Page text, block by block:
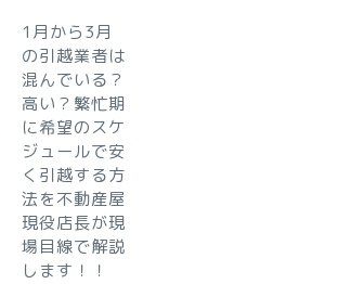
1月から3月
の引越業者は
混んでいる？
高い？繁忙期
に希望のスケ
ジュールで安
く引越する方
法を不動産屋
現役店長が現
場目線で解説
します！！